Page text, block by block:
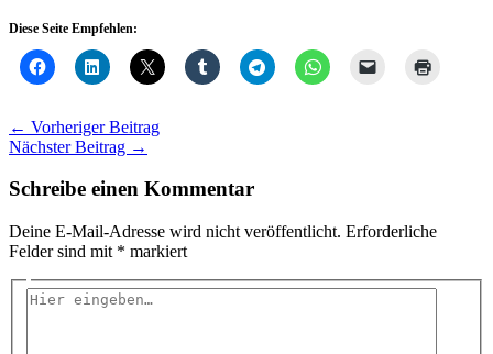
Diese Seite Empfehlen:
← Vorheriger Beitrag
Nächster Beitrag →
Schreibe einen Kommentar
Deine E-Mail-Adresse wird nicht veröffentlicht. Erforderliche
Felder sind mit * markiert
Hier